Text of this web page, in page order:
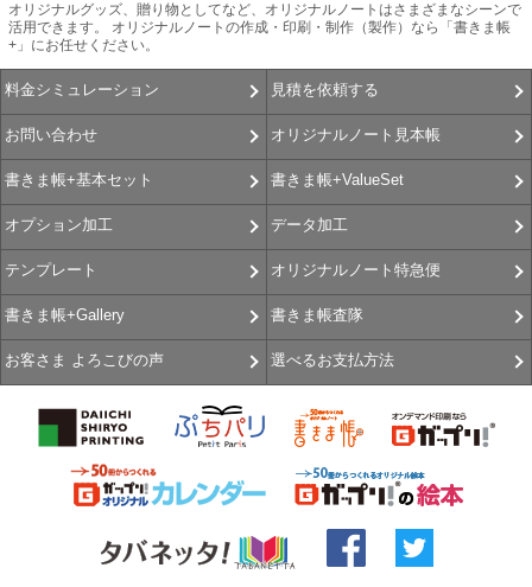
オリジナルグッズ、贈り物としてなど、オリジナルノートはさまざまなシーンで
活用できます。 オリジナルノートの作成・印刷・制作（製作）なら「書きま帳
+」にお任せください。
料金シミュレーション 見積を依頼する
お問い合わせ オリジナルノート見本帳
書きま帳+基本セット 書きま帳+ValueSet
オプション加工 データ加工
テンプレート オリジナルノート特急便
書きま帳+Gallery 書きま帳査隊
お客さま よろこびの声 選べるお支払方法